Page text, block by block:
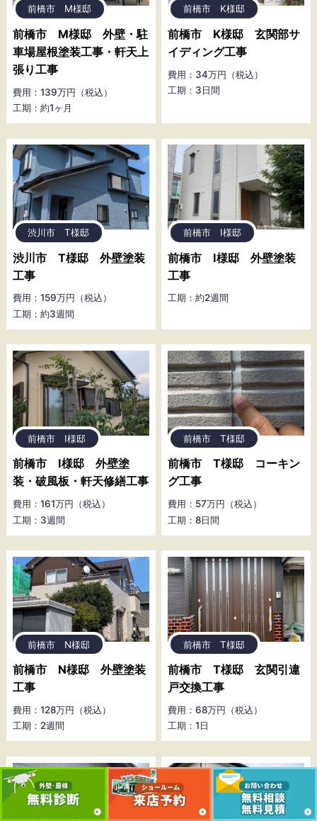
前橋市 M様邸
前橋市 M様邸 外壁・駐
車場屋根塗装工事・軒天上
張り工事
費用：139万円（税込）
工期：約1ヶ月
前橋市 K様邸
前橋市 K様邸 玄関部サ
イディング工事
費用：34万円（税込）
工期：3日間
渋川市 T様邸
渋川市 T様邸 外壁塗装
工事
費用：159万円（税込）
工期：約3週間
前橋市 I様邸
前橋市 I様邸 外壁塗装
工事
工期：約2週間
前橋市 I様邸
前橋市 I様邸 外壁塗
装・破風板・軒天修繕工事
費用：161万円（税込）
工期：3週間
前橋市 T様邸
前橋市 T様邸 コーキン
グ工事
費用：57万円（税込）
工期：8日間
前橋市 N様邸
前橋市 N様邸 外壁塗装
工事
費用：128万円（税込）
工期：2週間
前橋市 T様邸
前橋市 T様邸 玄関引違
戸交換工事
費用：68万円（税込）
工期：1日